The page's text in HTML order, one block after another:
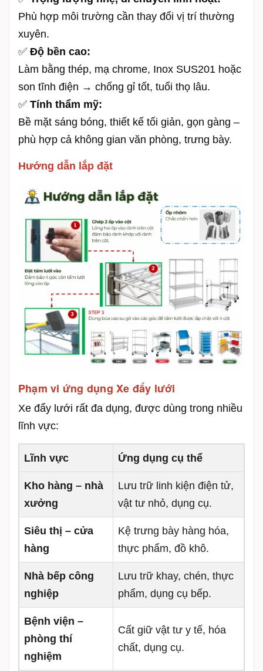
Phù hợp môi trường cần thay đổi vị trí thường
xuyên.
✅ Độ bền cao:
Làm bằng thép, mạ chrome, Inox SUS201 hoặc
son tĩnh điện → chống gỉ tốt, tuổi thọ lâu.
✅ Tính thẩm mỹ:
Bề mặt sáng bóng, thiết kế tối giản, gọn gàng –
phù hợp cả không gian văn phòng, trưng bày.
Hướng dẫn lắp đặt
Phạm vi ứng dụng Xe đẩy lưới
Xe đẩy lưới rất đa dụng, được dùng trong nhiều
lĩnh vực:
Lĩnh vực Ứng dụng cụ thể
Kho hàng – nhà
xưởng
Lưu trữ linh kiện điện tử,
vật tư nhỏ, dụng cụ.
Siêu thị – cửa
hàng
Kệ trưng bày hàng hóa,
thực phẩm, đồ khô.
Nhà bếp công
nghiệp
Lưu trữ khay, chén, thực
phẩm, dụng cụ bếp.
Bệnh viện –
phòng thí
nghiệm
Cất giữ vật tư y tế, hóa
chất, dụng cụ.